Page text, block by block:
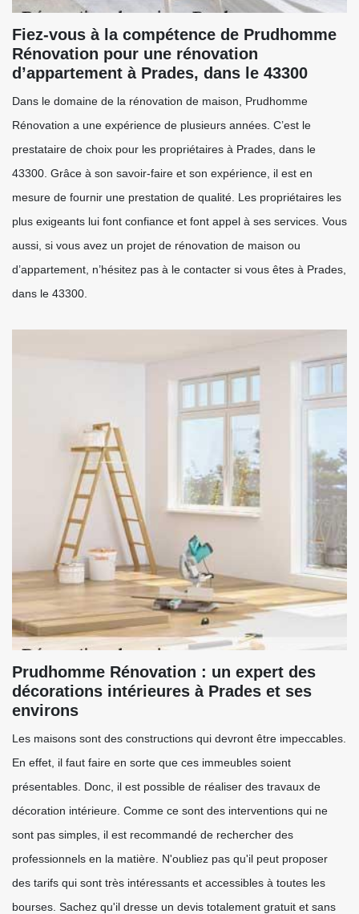
Fiez-vous à la compétence de Prudhomme
Rénovation pour une rénovation
d’appartement à Prades, dans le 43300
Dans le domaine de la rénovation de maison, Prudhomme
Rénovation a une expérience de plusieurs années. C’est le
prestataire de choix pour les propriétaires à Prades, dans le
43300. Grâce à son savoir-faire et son expérience, il est en
mesure de fournir une prestation de qualité. Les propriétaires les
plus exigeants lui font confiance et font appel à ses services. Vous
aussi, si vous avez un projet de rénovation de maison ou
d’appartement, n’hésitez pas à le contacter si vous êtes à Prades,
dans le 43300.
Prudhomme Rénovation : un expert des
décorations intérieures à Prades et ses
environs
Les maisons sont des constructions qui devront être impeccables.
En effet, il faut faire en sorte que ces immeubles soient
présentables. Donc, il est possible de réaliser des travaux de
décoration intérieure. Comme ce sont des interventions qui ne
sont pas simples, il est recommandé de rechercher des
professionnels en la matière. N'oubliez pas qu'il peut proposer
des tarifs qui sont très intéressants et accessibles à toutes les
bourses. Sachez qu'il dresse un devis totalement gratuit et sans